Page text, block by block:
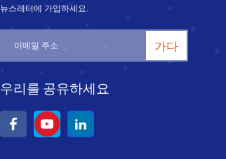
뉴스레터에 가입하세요.
가다
우리를 공유하세요